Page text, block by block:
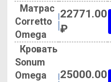
Матрас
Corretto
Omega
22771.00
₽
Кровать
Sonum
Omega
25000.00